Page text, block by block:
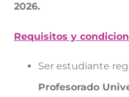
2026.
Requisitos y
Ser estudiante
Profesorado